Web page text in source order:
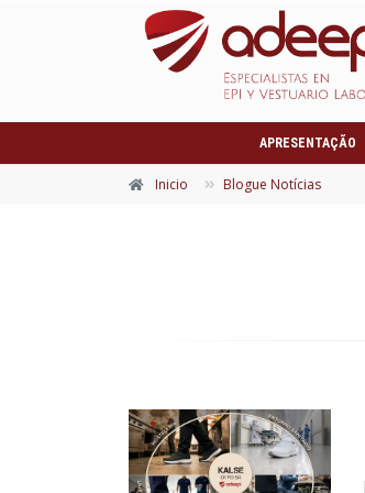
APRESENTAÇÃO
Inicio Blogue Notícias